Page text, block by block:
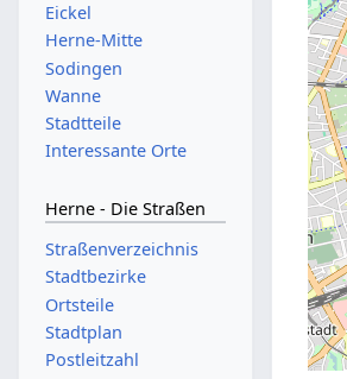
Eickel
Herne-Mitte
Sodingen
Wanne
Stadtteile
Interessante Orte
Herne - Die Straßen
Straßenverzeichnis
Stadtbezirke
Ortsteile
Stadtplan
Postleitzahl